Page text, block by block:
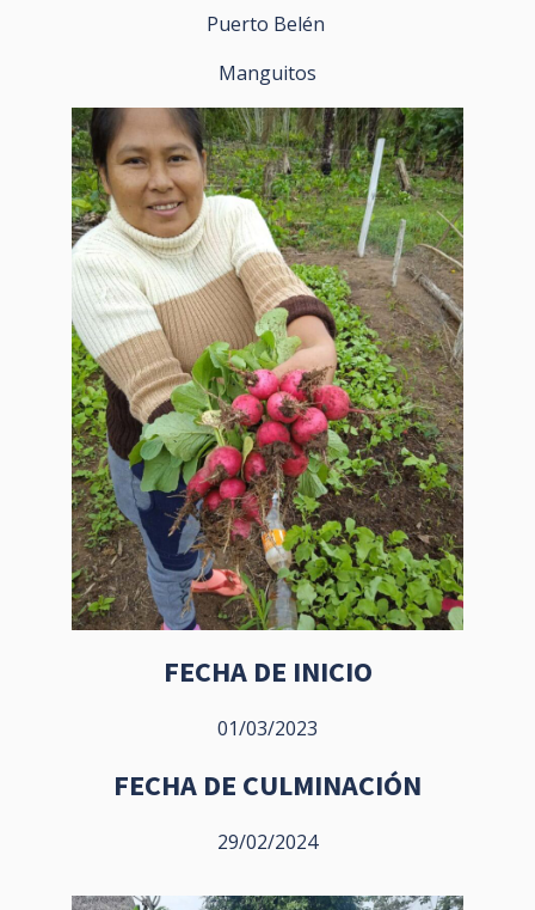
Puerto Belén
Manguitos
FECHA DE INICIO
01/03/2023
FECHA DE CULMINACIÓN
29/02/2024